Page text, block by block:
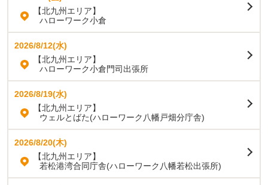
【北九州エリア】
ハローワーク小倉
2026/8/12(水)
【北九州エリア】
ハローワーク小倉門司出張所
2026/8/19(水)
【北九州エリア】
ウェルとばた(ハローワーク八幡戸畑分庁舎)
2026/8/20(木)
【北九州エリア】
若松港湾合同庁舎(ハローワーク八幡若松出張所)